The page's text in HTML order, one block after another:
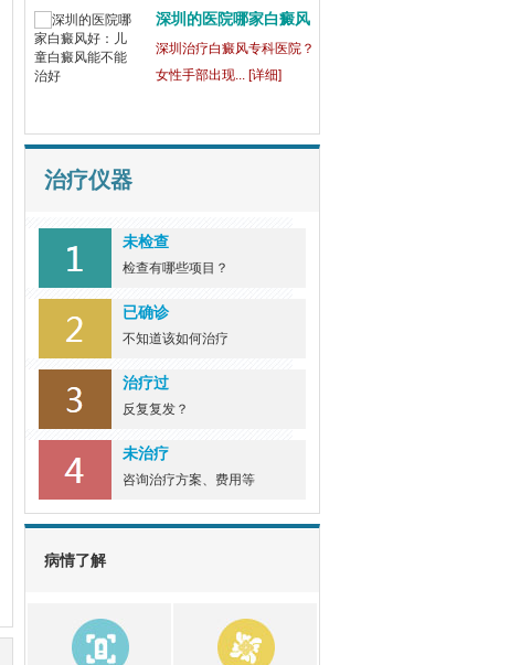
深圳的白癜风医院：儿
【健康指南】深圳中医白癜
风医院[三强公... [详细]
白癜风深圳佳治疗：儿
童
深圳的医院哪家白癜风
好
女性手部出现... [详细]
治疗仪器
未检查
检查有哪些项目？
已确诊
不知道该如何治疗
治疗过
反复复发？
未治疗
咨询治疗方案、费用等
病情了解